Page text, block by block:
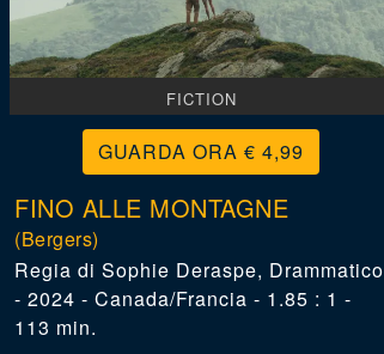
FICTION
€ 4,99
FINO ALLE MONTAGNE
(Bergers)
Sophie Deraspe, Drammatico
- 2024 - Canada/Francia - 1.85 : 1 -
113 min.